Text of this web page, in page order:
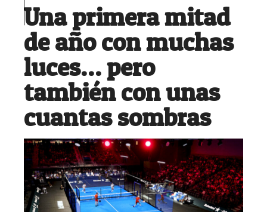
Una primera mitad
de año con muchas
luces… pero
también con unas
cuantas sombras